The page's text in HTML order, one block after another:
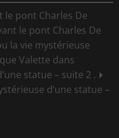
le pont Charles De
le pont Charles De
la vie mystérieuse
Valette dans
statue – suite 2 .
d’une statue –